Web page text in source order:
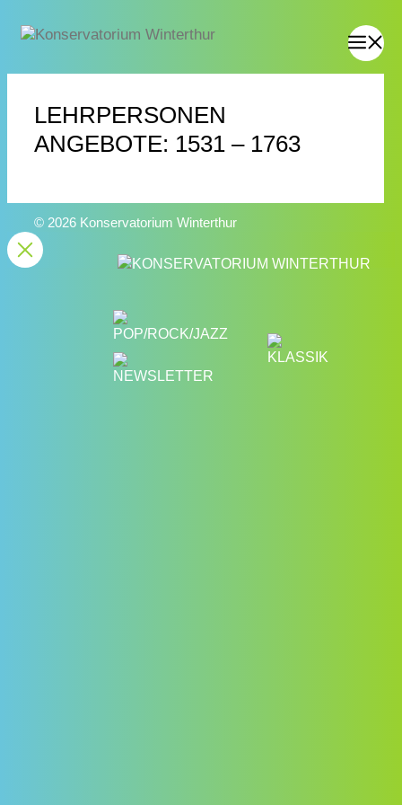
LEHRPERSONEN
ANGEBOTE: 1531 – 1763
© 2026 Konservatorium Winterthur